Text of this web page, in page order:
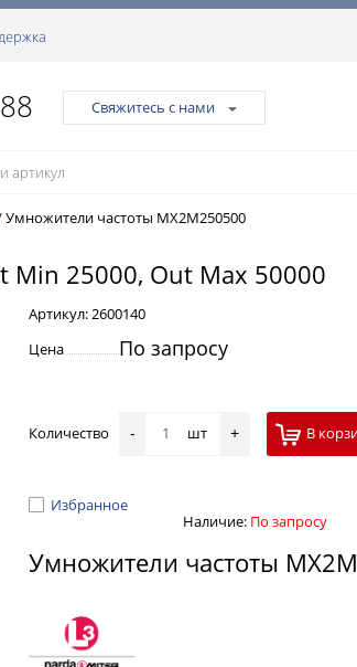
Свяжитесь с нами
Умножители частоты MX2M250500
Min 25000, Out Max 50000
Артикул:2600140
Цена
По запросу
Количество - шт + В
Избранное
Наличие: По запросу
Умножители частоты